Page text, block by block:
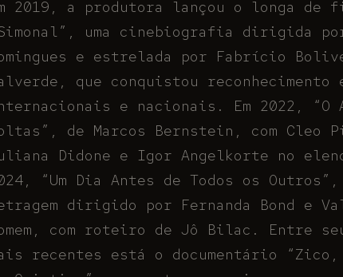
2019, a produtora lançou o longa de
uma cinebiografia dirigida
e estrelada por Fabrício
que conquistou
e nacionais. Em 2022, “O
de Marcos Bernstein, com Cleo
Didone e Igor Angelkorte no
“Um Dia Antes de Todos os
dirigido por Fernanda Bond e
com roteiro de Jô Bilac. Entre
recentes está o documentário “Zico,